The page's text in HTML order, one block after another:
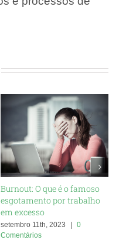
Burnout: O que é o famoso
esgotamento por trabalho
em excesso
setembro 11th, 2023 |
0
Comentários